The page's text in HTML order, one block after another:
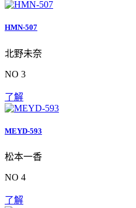
HMN-507
北野未奈
NO 3
了解
MEYD-593
松本一香
NO 4
了解